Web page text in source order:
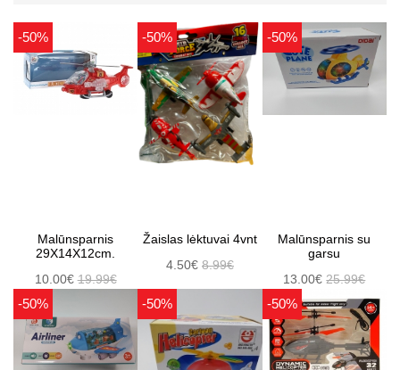
-50%
Malūnsparnis
29X14X12cm.
10.00€19.99€
-50%
Žaislas lėktuvai 4vnt
4.50€ 8.99€
-50%
Malūnsparnis su
garsu
13.00€25.99€
-50% -50% -50%